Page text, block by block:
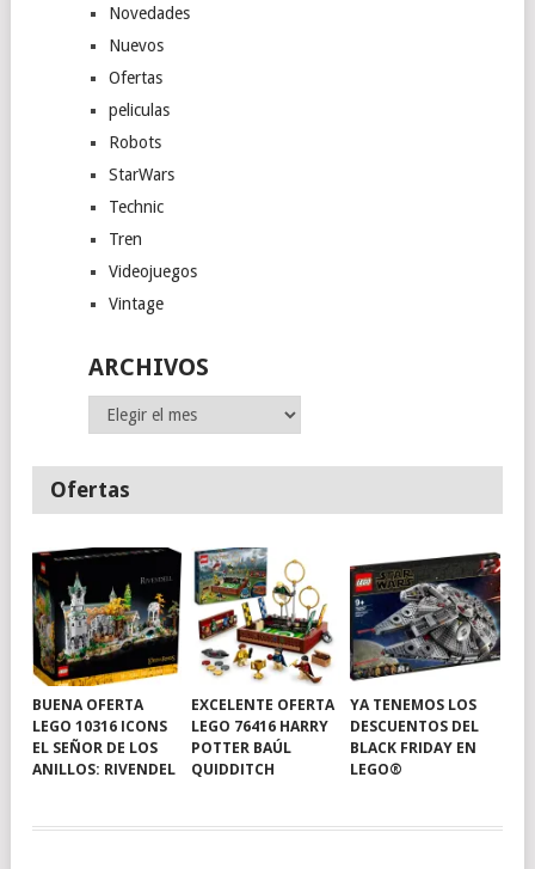
Novedades
Nuevos
Ofertas
peliculas
Robots
StarWars
Technic
Tren
Videojuegos
Vintage
ARCHIVOS
Archivos
Ofertas
BUENA OFERTA
LEGO 10316 ICONS
EL SEÑOR DE LOS
ANILLOS: RIVENDEL
EXCELENTE OFERTA
LEGO 76416 HARRY
POTTER BAÚL
QUIDDITCH
YA TENEMOS LOS
DESCUENTOS DEL
BLACK FRIDAY EN
LEGO®